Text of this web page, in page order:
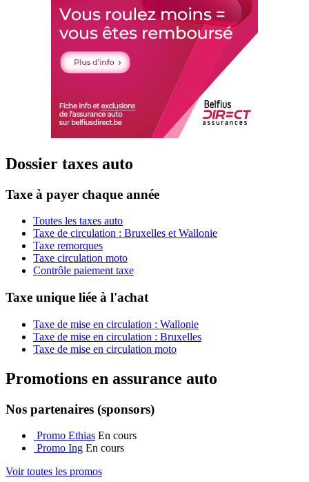
Dossier taxes auto
Taxe à payer chaque année
Toutes les taxes auto
Taxe de circulation : Bruxelles et Wallonie
Taxe remorques
Taxe circulation moto
Contrôle paiement taxe
Taxe unique liée à l'achat
Taxe de mise en circulation : Wallonie
Taxe de mise en circulation : Bruxelles
Taxe de mise en circulation moto
Promotions en assurance auto
Nos partenaires (sponsors)
Promo Ethias En cours
Promo Ing En cours
Voir toutes les promos